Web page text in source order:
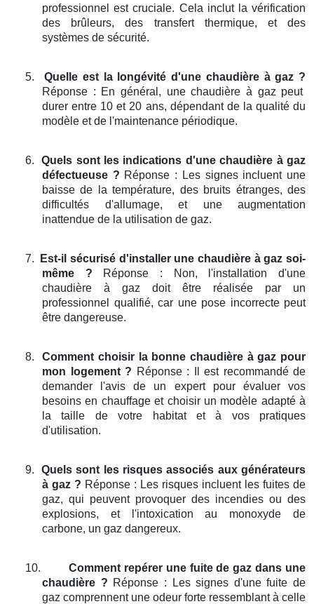
professionnel est cruciale. Cela inclut la vérification
des brûleurs, des transfert thermique, et des
systèmes de sécurité.
5.
Quelle est la longévité d'une chaudière à gaz ?
Réponse : En général, une chaudière à gaz peut
durer entre 10 et 20 ans, dépendant de la qualité du
modèle et de l'maintenance périodique.
6.
Quels sont les indications d'une chaudière à gaz
défectueuse ? Réponse : Les signes incluent une
baisse de la température, des bruits étranges, des
difficultés d'allumage, et une augmentation
inattendue de la utilisation de gaz.
7.
Est-il sécurisé d'installer une chaudière à gaz soi-
même ? Réponse : Non, l'installation d'une
chaudière à gaz doit être réalisée par un
professionnel qualifié, car une pose incorrecte peut
être dangereuse.
8.
Comment choisir la bonne chaudière à gaz pour
mon logement ? Réponse : Il est recommandé de
demander l'avis de un expert pour évaluer vos
besoins en chauffage et choisir un modèle adapté à
la taille de votre habitat et à vos pratiques
d'utilisation.
9.
Quels sont les risques associés aux générateurs
à gaz ? Réponse : Les risques incluent les fuites de
gaz, qui peuvent provoquer des incendies ou des
explosions, et l'intoxication au monoxyde de
carbone, un gaz dangereux.
10.
Comment repérer une fuite de gaz dans une
chaudière ? Réponse : Les signes d'une fuite de
gaz comprennent une odeur forte ressemblant à celle